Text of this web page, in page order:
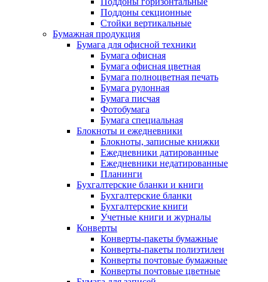
Поддоны секционные
Стойки вертикальные
Бумажная продукция
Бумага для офисной техники
Бумага офисная
Бумага офисная цветная
Бумага полноцветная печать
Бумага рулонная
Бумага писчая
Фотобумага
Бумага специальная
Блокноты и ежедневники
Блокноты, записные книжки
Ежедневники датированные
Ежедневники недатированные
Планинги
Бухгалтерские бланки и книги
Бухгалтерские бланки
Бухгалтерские книги
Учетные книги и журналы
Конверты
Конверты-пакеты бумажные
Конверты-пакеты полиэтилен
Конверты почтовые бумажные
Конверты почтовые цветные